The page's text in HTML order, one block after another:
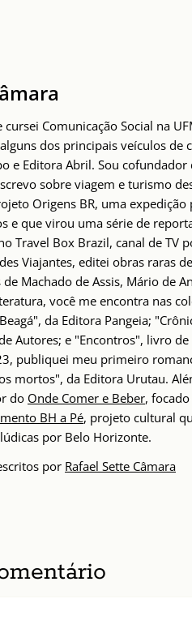
Comunicação Social na
dos principais veículos de
e Editora Abril. Sou cofundador
sobre viagem e turismo
Origens BR, uma expedição
e que virou uma série de
Travel Box Brazil, canal de TV
Viajantes, editei obras raras
Machado de Assis, Mário de
você me encontra nas
da Editora Pangeia;
Autores; e "Encontros", livro
publiquei meu primeiro
mortos", da Editora Urutau.
do Onde Comer e Beber,
BH a Pé, projeto cultural
por Belo Horizonte.
por Rafael Sette Câmara